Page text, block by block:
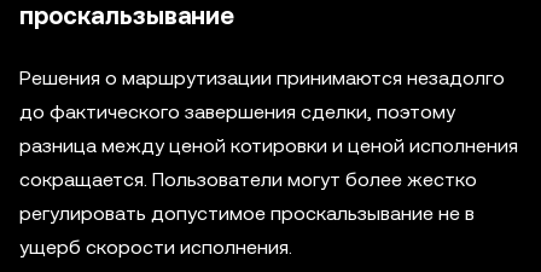
проскальзывание
Решения о маршрутизации принимаются незадолго
до фактического завершения сделки, поэтому
разница между ценой котировки и ценой исполнения
сокращается. Пользователи могут более жестко
регулировать допустимое проскальзывание не в
ущерб скорости исполнения.